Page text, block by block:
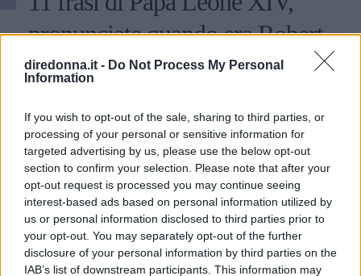
diredonna.it - Do Not Process My Personal
Information
If you wish to opt-out of the sale, sharing to third parties, or
processing of your personal or sensitive information for
targeted advertising by us, please use the below opt-out
section to confirm your selection. Please note that after your
opt-out request is processed you may continue seeing
interest-based ads based on personal information utilized by
us or personal information disclosed to third parties prior to
your opt-out. You may separately opt-out of the further
disclosure of your personal information by third parties on the
IAB’s list of downstream participants. This information may
pronunciate quando era Robert
Francis Prevost
ovvero il nuovo Papa Leone XIV che succede a Papa
Francesco I: le citazioni su migranti, ambiente, diritti e
fede.
PERDITA DURANGO